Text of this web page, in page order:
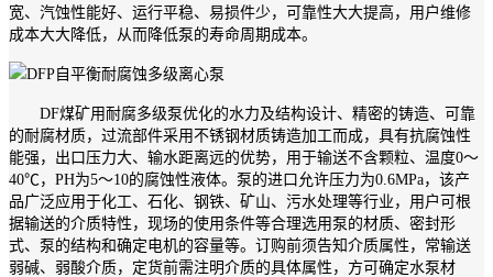
宽、汽蚀性能好、运行平稳、易损件少，可靠性大大提高，用户维修
成本大大降低，从而降低泵的寿命周期成本。
DF煤矿用耐腐多级泵优化的水力及结构设计、精密的铸造、可靠
的耐腐材质，过流部件采用不锈钢材质铸造加工而成，具有抗腐蚀性
能强，出口压力大、输水距离远的优势，用于输送不含颗粒、温度0～
40℃，PH为5～10的腐蚀性液体。泵的进口允许压力为0.6MPa，该产
品广泛应用于化工、石化、钢铁、矿山、污水处理等行业，用户可根
据输送的介质特性，现场的使用条件等合理选用泵的材质、密封形
式、泵的结构和确定电机的容量等。订购前须告知介质属性，常输送
弱碱、弱酸介质，定货前需注明介质的具体属性，方可确定水泵材